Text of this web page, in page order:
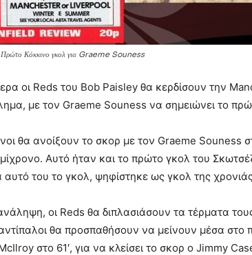
Κόκκινο γκολ για Graeme Souness
οι Reds του Bob Paisley θα κερδίσουν την
με τον Graeme Souness να σημειώνει το
θα ανοίξουν το σκορ με τον Graeme Souness
Αυτό ήταν και το πρώτο γκολ του
αυτό του το γκολ, ψηφίστηκε ως γκολ της
οι Reds θα διπλασιάσουν τα τέρματα
θα προσπαθήσουν να μείνουν μέσα στο
στο 61′, για να κλείσει το σκορ ο Jimmy